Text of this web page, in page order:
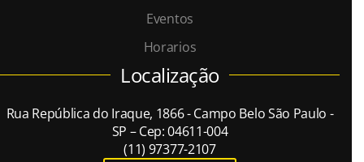
Eventos
Horarios
Localização
Rua República do Iraque, 1866 - Campo Belo São Paulo -
SP – Cep: 04611-004
(11) 97377-2107